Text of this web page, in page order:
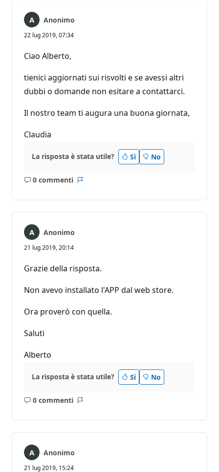
Anonimo
22 lug 2019, 07:34
Ciao Alberto,
tienici aggiornati sui risvolti e se avessi altri
dubbi o domande non esitare a contattarci.
Il nostro team ti augura una buona giornata,
Claudia
La risposta è stata utile? Sì No
0 commenti
Nessun
Anonimo
21 lug 2019, 20:14
Grazie della risposta.
Non avevo installato l'APP dal web store.
Ora proverò con quella.
Saluti
Alberto
La risposta è stata utile? Sì No
0 commenti
Nessun
Anonimo
21 lug 2019, 15:24